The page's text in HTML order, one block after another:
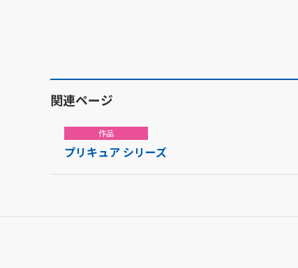
関連ページ
作品
プリキュア シリーズ